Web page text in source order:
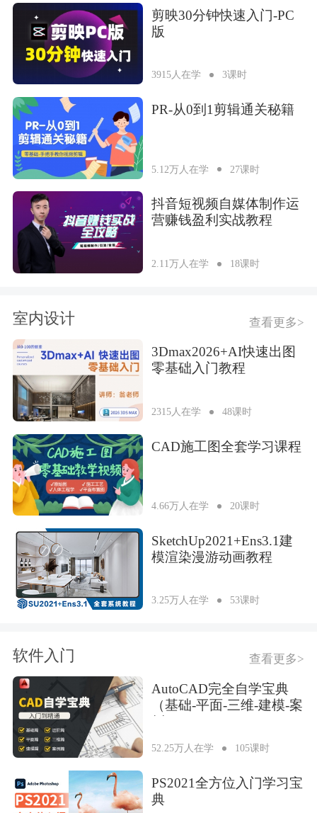
剪映30分钟快速入门-PC
版
3915人在学 3课时
PR-从0到1剪辑通关秘籍
5.12万人在学 27课时
抖音短视频自媒体制作运
营赚钱盈利实战教程
2.11万人在学 18课时
室内设计 查看更多>
3Dmax2026+AI快速出图
零基础入门教程
2315人在学 48课时
CAD施工图全套学习课程
4.66万人在学 20课时
SketchUp2021+Ens3.1建
模渲染漫游动画教程
3.25万人在学 53课时
软件入门 查看更多>
AutoCAD完全自学宝典
（基础-平面-三维-建模-案
例）
52.25万人在学 105课时
PS2021全方位入门学习宝
典